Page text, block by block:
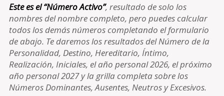
Este es el “Número Activo”, resultado de solo los
nombres del nombre completo, pero puedes calcular
todos los demás números completando el formulario
de abajo. Te daremos los resultados del Número de la
Personalidad, Destino, Hereditario, Íntimo,
Realización, Iniciales, el año personal 2026, el próximo
año personal 2027 y la grilla completa sobre los
Números Dominantes, Ausentes, Neutros y Excesivos.